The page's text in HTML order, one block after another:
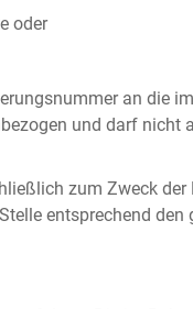
oder
an die im
und darf nicht
zum Zweck der
entsprechend den